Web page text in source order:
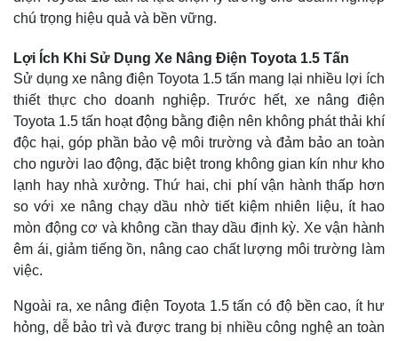
chú trọng hiệu quả và bền vững.
Lợi Ích Khi Sử Dụng Xe Nâng Điện Toyota 1.5 Tấn
Sử dụng xe nâng điện Toyota 1.5 tấn mang lại nhiều lợi ích
thiết thực cho doanh nghiệp. Trước hết, xe nâng điện
Toyota 1.5 tấn hoạt động bằng điện nên không phát thải khí
độc hại, góp phần bảo vệ môi trường và đảm bảo an toàn
cho người lao động, đặc biệt trong không gian kín như kho
lạnh hay nhà xưởng. Thứ hai, chi phí vận hành thấp hơn
so với xe nâng chạy dầu nhờ tiết kiệm nhiên liệu, ít hao
mòn động cơ và không cần thay dầu định kỳ. Xe vận hành
êm ái, giảm tiếng ồn, nâng cao chất lượng môi trường làm
việc.
Ngoài ra, xe nâng điện Toyota 1.5 tấn có độ bền cao, ít hư
hỏng, dễ bảo trì và được trang bị nhiều công nghệ an toàn